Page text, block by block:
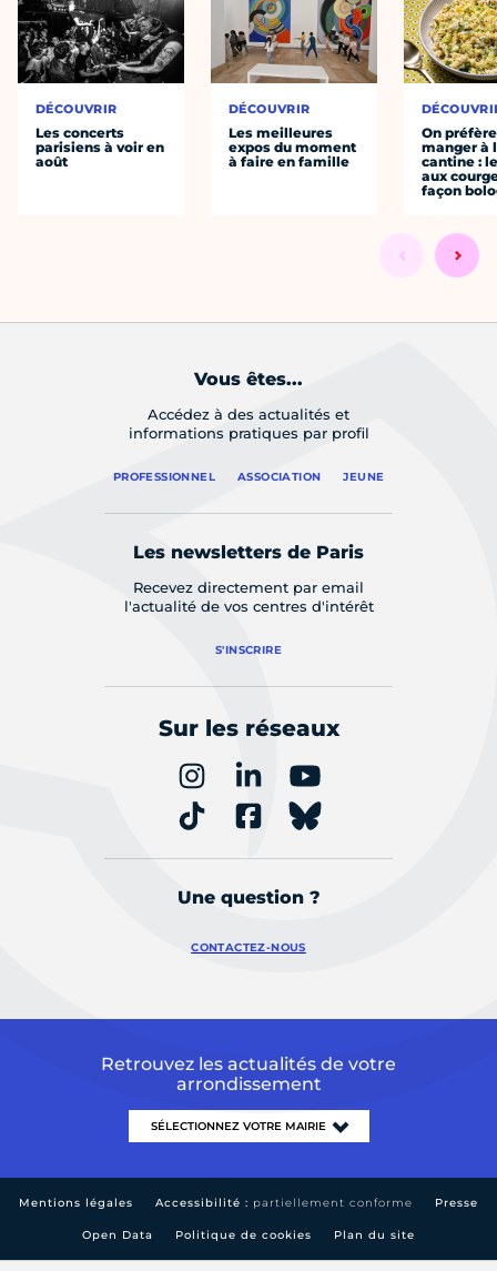
DÉCOUVRIR
Les concerts
parisiens à voir en
août
DÉCOUVRIR
Les meilleures
expos du moment
à faire en famille
On préfère
manger à
cantine :
aux
façon
Vous êtes...
Accédez à des actualités et
informations pratiques par profil
PROFESSIONNEL ASSOCIATION JEUNE
Les newsletters de Paris
Recevez directement par email
l'actualité de vos centres d'intérêt
S'INSCRIRE
Sur les réseaux
Une question ?
CONTACTEZ-NOUS
Retrouvez les actualités de votre
arrondissement
Mentions légales Accessibilité : partiellement conforme Presse
Open Data Politique de cookies Plan du site